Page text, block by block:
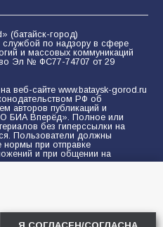
(батайск-город)
службой по надзору в сфере
и массовых коммуникаций
Эл № ФС77-74707 от 29
веб-сайте www.bataysk-gorod.ru
РФ об
авторов публикаций и
БИА Вперёд». Полное или
без гиперссылки на
Пользователи должны
нормы при отправке
и при общении на
защиты информации
данных с помощью
top.mail.ru
Я СОГЛАСЕН/СОГЛАСНА